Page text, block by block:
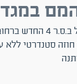
סטנדרטי ללא